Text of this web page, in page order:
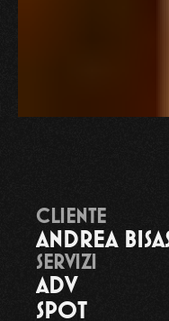
CLIENTE
ANDREA
SERVIZI
ADV
SPOT